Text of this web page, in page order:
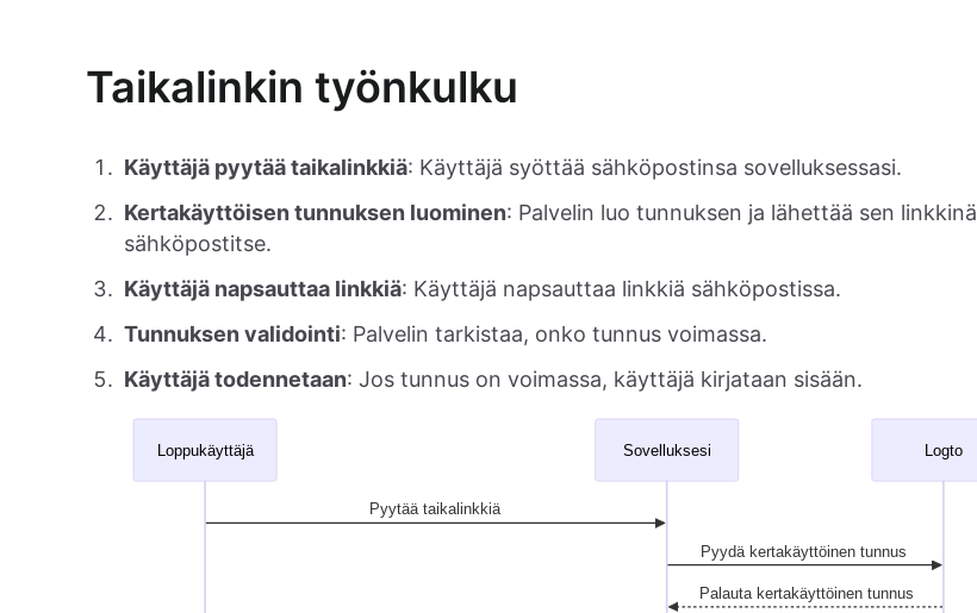
Taikalinkin työnkulku
Käyttäjä pyytää taikalinkkiä: Käyttäjä syöttää sähköpostinsa sovelluksessasi.
Kertakäyttöisen tunnuksen luominen: Palvelin luo tunnuksen ja lähettää sen linkkinä
sähköpostitse.
Käyttäjä napsauttaa linkkiä: Käyttäjä napsauttaa linkkiä sähköpostissa.
Tunnuksen validointi: Palvelin tarkistaa, onko tunnus voimassa.
Käyttäjä todennetaan: Jos tunnus on voimassa, käyttäjä kirjataan sisään.